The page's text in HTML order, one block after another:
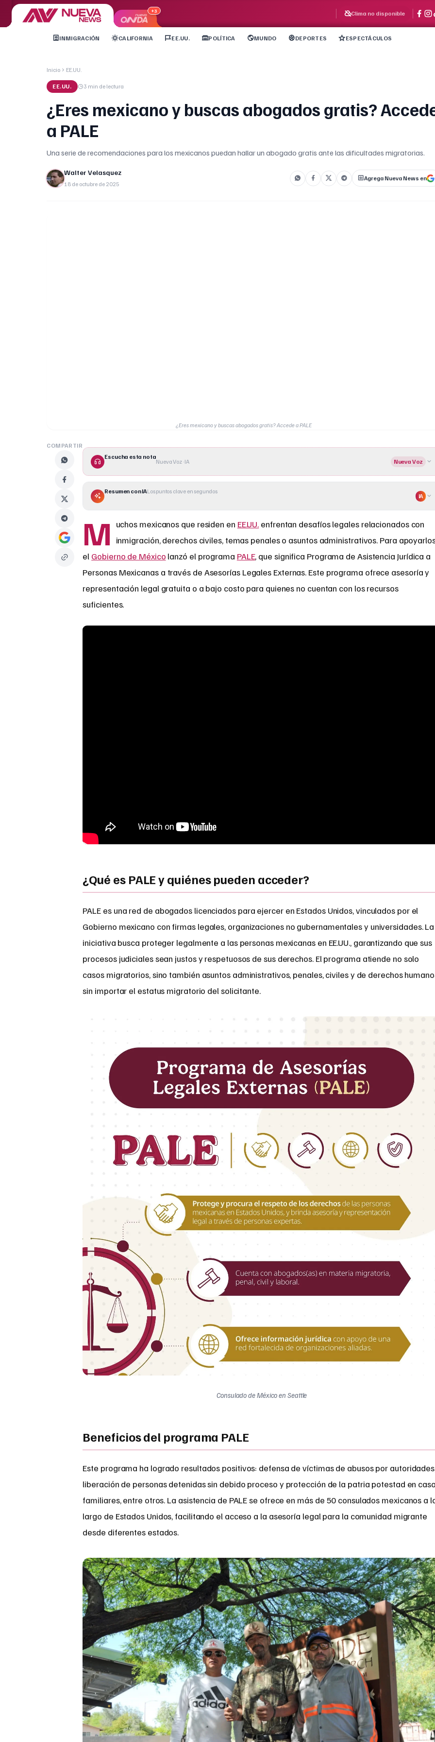
+3 Clima no disponible
INMIGRACIÓN CALIFORNIA EE.UU. POLÍTICA MUNDO DEPORTES ESPECTÁCULOS
Inicio EE.UU.
EE.UU. 3 min de lectura
¿Eres mexicano y buscas abogados gratis?
a PALE
Una serie de recomendaciones para los mexicanos puedan hallar un abogado gratis ante las dificultades migratorias.
Walter Velasquez
18 de octubre de 2025
Agrega Nueva News en
¿Eres mexicano y buscas abogados gratis? Accede a PALE
COMPARTIR
Escucha esta nota
Nueva Voz · IA Nueva Voz
Resumen con IALos puntos clave en segundos
IA
M uchos mexicanos que residen en EE.UU. enfrentan desafíos legales relacionados con
inmigración, derechos civiles, temas penales o asuntos administrativos. Para
el Gobierno de México lanzó el programa PALE, que significa Programa de Asistencia Jurídica a
Personas Mexicanas a través de Asesorías Legales Externas. Este programa ofrece asesoría y
representación legal gratuita o a bajo costo para quienes no cuentan con los recursos
suficientes.
¿Qué es PALE y quiénes pueden acceder?
PALE es una red de abogados licenciados para ejercer en Estados Unidos, vinculados por el
Gobierno mexicano con firmas legales, organizaciones no gubernamentales y universidades. La
iniciativa busca proteger legalmente a las personas mexicanas en EE.UU., garantizando que sus
procesos judiciales sean justos y respetuosos de sus derechos. El programa atiende no solo
casos migratorios, sino también asuntos administrativos, penales, civiles y de derechos
sin importar el estatus migratorio del solicitante.
Consulado de México en Seattle
Beneficios del programa PALE
Este programa ha logrado resultados positivos: defensa de víctimas de abusos por
liberación de personas detenidas sin debido proceso y protección de la patria potestad en
familiares, entre otros. La asistencia de PALE se ofrece en más de 50 consulados mexicanos a
largo de Estados Unidos, facilitando el acceso a la asesoría legal para la comunidad migrante
desde diferentes estados.